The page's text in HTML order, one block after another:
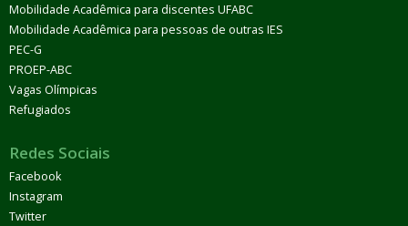
Mobilidade Acadêmica para discentes UFABC
Mobilidade Acadêmica para pessoas de outras IES
PEC-G
PROEP-ABC
Vagas Olímpicas
Refugiados
Redes Sociais
Facebook
Instagram
Twitter